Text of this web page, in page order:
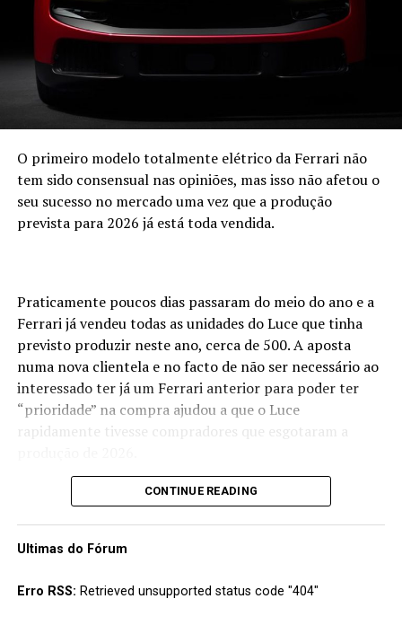
“tradicionais” com preços competitivos no mercado, tal
como acontecia com o Galloper quando foi lançado.
A distribuição para Portugal, Andorra, Marrocos, Itália e
Espanha estará a cargo da Galloper Ibérica havendo a
possibilidade destes novos Galloper serem fabricados em
O primeiro modelo totalmente elétrico da Ferrari não
tem sido consensual nas opiniões, mas isso não afetou o
seu sucesso no mercado uma vez que a produção
prevista para 2026 já está toda vendida.
Praticamente poucos dias passaram do meio do ano e a
Ferrari já vendeu todas as unidades do Luce que tinha
previsto produzir neste ano, cerca de 500. A aposta
numa nova clientela e no facto de não ser necessário ao
interessado ter já um Ferrari anterior para poder ter
“prioridade” na compra ajudou a que o Luce
rapidamente tivesse compradores que esgotaram a
A marca de Maranello prevê uma produção de cerca de
primeiro ano parece que tal será conseguido sem grande
CONTINUE READING
Ultimas do Fórum
Erro RSS: Retrieved unsupported status code "404"